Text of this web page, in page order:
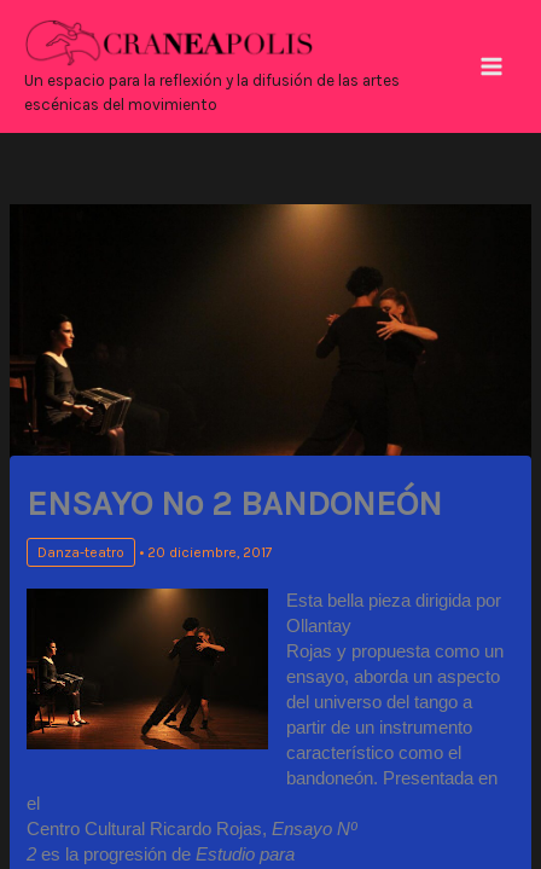
contenido
Un espacio para la reflexión y la difusión de las artes
escénicas del movimiento
ENSAYO Nº 2 BANDONEÓN
Danza-teatro • 20 diciembre, 2017
Esta bella pieza dirigida por
Ollantay
Rojas y propuesta como un
ensayo, aborda un aspecto
del universo del tango a
partir de un instrumento
característico como el
bandoneón. Presentada en
el
Centro Cultural Ricardo Rojas,Ensayo Nº
2 es la progresión deEstudio para